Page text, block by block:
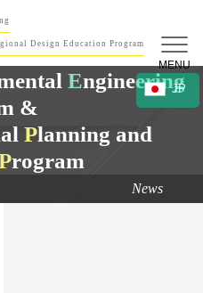
Design Education Program
JP
MENU
Engineering
&
Planning and
rogram
News